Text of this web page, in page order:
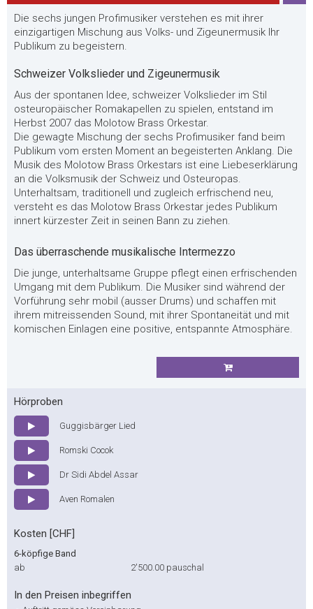
Die sechs jungen Profimusiker verstehen es mit ihrer
einzigartigen Mischung aus Volks- und Zigeunermusik Ihr
Publikum zu begeistern.
Schweizer Volkslieder und Zigeunermusik
Aus der spontanen Idee, schweizer Volkslieder im Stil
osteuropäischer Romakapellen zu spielen, entstand im
Herbst 2007 das Molotow Brass Orkestar.
Die gewagte Mischung der sechs Profimusiker fand beim
Publikum vom ersten Moment an begeisterten Anklang. Die
Musik des Molotow Brass Orkestars ist eine Liebeserklärung
an die Volksmusik der Schweiz und Osteuropas.
Unterhaltsam, traditionell und zugleich erfrischend neu,
versteht es das Molotow Brass Orkestar jedes Publikum
innert kürzester Zeit in seinen Bann zu ziehen.
Das überraschende musikalische Intermezzo
Die junge, unterhaltsame Gruppe pflegt einen erfrischenden
Umgang mit dem Publikum. Die Musiker sind während der
Vorführung sehr mobil (ausser Drums) und schaffen mit
ihrem mitreissenden Sound, mit ihrer Spontaneität und mit
komischen Einlagen eine positive, entspannte Atmosphäre.
Hörproben
Guggisbärger Lied
Romski Cocok
Dr Sidi Abdel Assar
Aven Romalen
Kosten [CHF]
6-köpfige Band
ab
2'500.00 pauschal
In den Preisen inbegriffen